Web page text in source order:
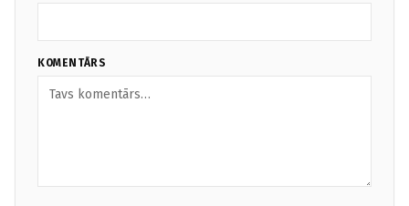
KOMENTĀRS